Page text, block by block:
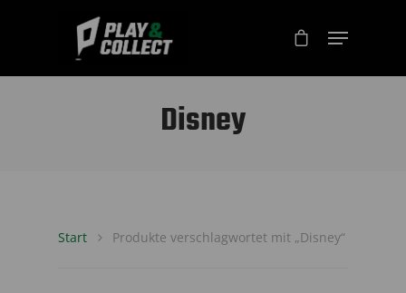
Disney
Start Produkte verschlagwortet mit „Disney“